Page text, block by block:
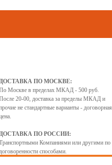
ПО МОСКВЕ:
Москве в пределах МКАД - 500 руб.
20-00, доставка за пределы МКАД и
не стандартные варианты - договорная
ПО РОССИИ:
Компаниями или другими по
способами.